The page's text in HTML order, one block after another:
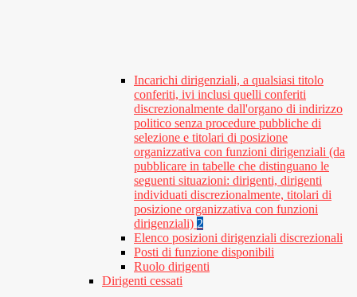
Incarichi dirigenziali, a qualsiasi titolo
conferiti, ivi inclusi quelli conferiti
discrezionalmente dall'organo di indirizzo
politico senza procedure pubbliche di
selezione e titolari di posizione
organizzativa con funzioni dirigenziali (da
pubblicare in tabelle che distinguano le
seguenti situazioni: dirigenti, dirigenti
individuati discrezionalmente, titolari di
posizione organizzativa con funzioni
dirigenziali) 2
Elenco posizioni dirigenziali discrezionali
Posti di funzione disponibili
Ruolo dirigenti
Dirigenti cessati